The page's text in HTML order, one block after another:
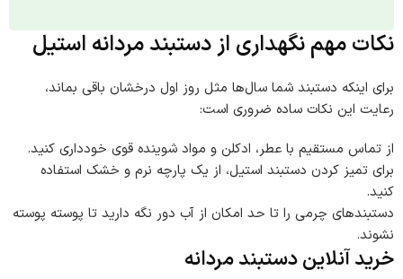
نکات مهم نگهداری از دستبند مردانه استیل
برای اینکه دستبند شما سال‌ها مثل روز اول درخشان باقی بماند،
رعایت این نکات ساده ضروری است:
از تماس مستقیم با عطر، ادکلن و مواد شوینده قوی خودداری کنید.
برای تمیز کردن دستبند استیل، از یک پارچه نرم و خشک استفاده
کنید.
دستبندهای چرمی را تا حد امکان از آب دور نگه دارید تا پوسته پوسته
نشوند.
خرید آنلاین دستبند مردانه